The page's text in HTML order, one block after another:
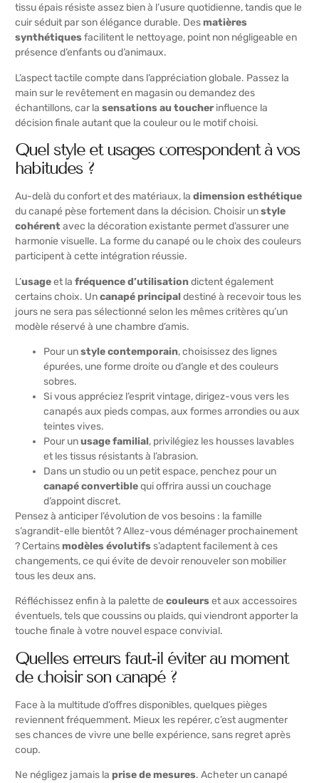
tissu épais résiste assez bien à l’usure quotidienne, tandis que le
cuir séduit par son élégance durable. Desmatières
synthétiquesfacilitent le nettoyage, point non négligeable en
présence d’enfants ou d’animaux.
L’aspect tactile compte dans l’appréciation globale. Passez la
main sur le revêtement en magasin ou demandez des
échantillons, car la sensations au toucherinfluence la
décision finale autant que la couleur ou le motif choisi.
Quel style et usages correspondent à vos
habitudes ?
Au-delà du confort et des matériaux, la dimension esthétique
du canapé pèse fortement dans la décision. Choisir unstyle
cohérentavec la décoration existante permet d’assurer une
harmonie visuelle. La forme du canapé ou le choix des couleurs
participent à cette intégration réussie.
L’usageet la fréquence d’utilisationdictent également
certains choix. Uncanapé principaldestiné à recevoir tous les
jours ne sera pas sélectionné selon les mêmes critères qu’un
modèle réservé à une chambre d’amis.
Pour unstyle contemporain, choisissez des lignes
épurées, une forme droite ou d’angle et des couleurs
sobres.
Si vous appréciez l’esprit vintage, dirigez-vous vers les
canapés aux pieds compas, aux formes arrondies ou aux
teintes vives.
Pour unusage familial, privilégiez les housses lavables
et les tissus résistants à l’abrasion.
Dans un studio ou un petit espace, penchez pour un
canapé convertiblequi offrira aussi un couchage
d’appoint discret.
Pensez à anticiper l’évolution de vos besoins : la famille
s’agrandit-elle bientôt ? Allez-vous déménager prochainement
? Certainsmodèles évolutifss’adaptent facilement à ces
changements, ce qui évite de devoir renouveler son mobilier
tous les deux ans.
Réfléchissez enfin à la palette de couleurset aux accessoires
éventuels, tels que coussins ou plaids, qui viendront apporter la
touche finale à votre nouvel espace convivial.
Quelles erreurs faut-il éviter au moment
de choisir son canapé ?
Face à la multitude d’offres disponibles, quelques pièges
reviennent fréquemment. Mieux les repérer, c’est augmenter
ses chances de vivre une belle expérience, sans regret après
coup.
Ne négligez jamais la prise de mesures. Acheter un canapé